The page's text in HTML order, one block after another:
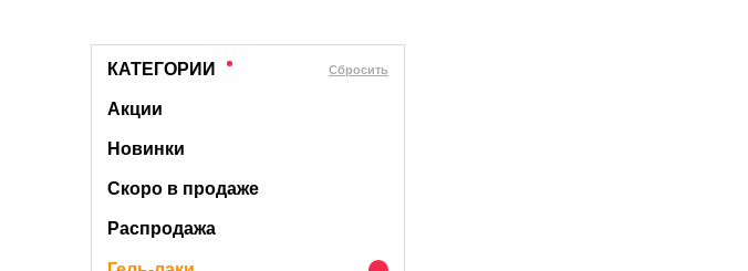
КАТЕГОРИИ Cбросить
Акции
Новинки
Скоро в продаже
Распродажа